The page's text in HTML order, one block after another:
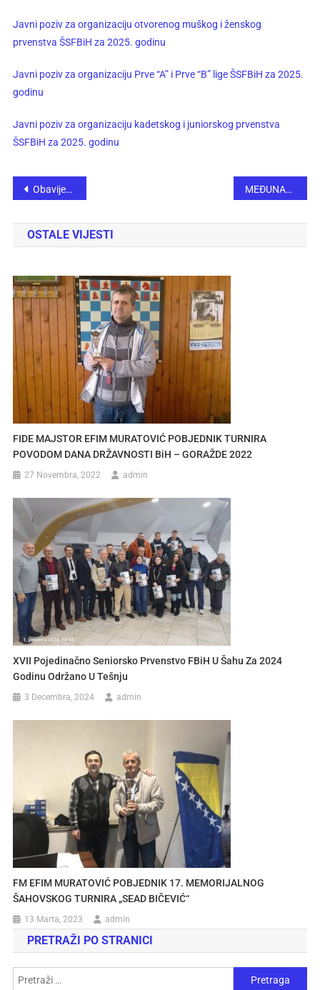
Javni poziv za organizaciju otvorenog muškog i ženskog
prvenstva ŠSFBiH za 2025. godinu
Javni poziv za organizaciju Prve “A” i Prve “B” lige ŠSFBiH za 2025.
godinu
Javni poziv za organizaciju kadetskog i juniorskog prvenstva
ŠSFBiH za 2025. godinu
Obavijest sudijama ŠSFBiH o uplati sudijske takse za 2025. godinu MEĐUNARODNI ŠAHOVSKI TURNIR “DISTRIKT OPEN 2025.”
OSTALE VIJESTI
FIDE MAJSTOR EFIM MURATOVIĆ POBJEDNIK TURNIRA
POVODOM DANA DRŽAVNOSTI BiH – GORAŽDE 2022
27 Novembra, 2022 admin
XVII Pojedinačno Seniorsko Prvenstvo FBiH U Šahu Za 2024
Godinu Održano U Tešnju
3 Decembra, 2024 admin
FM EFIM MURATOVIĆ POBJEDNIK 17. MEMORIJALNOG
ŠAHOVSKOG TURNIRA „SEAD BIČEVIĆ“
13 Marta, 2023 admin
PRETRAŽI PO STRANICI